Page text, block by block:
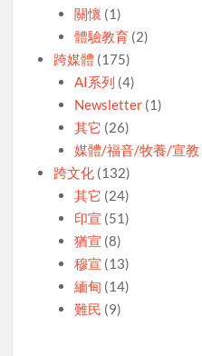
關懷 (1)
體驗教育(2)
跨媒體 (175)
AI系列 (4)
Newsletter(1)
其它 (26)
媒體/福音/牧養/宣教
跨文化 (132)
其它 (24)
印宣 (51)
猶宣 (8)
穆宣 (13)
緬甸 (14)
難民 (9)